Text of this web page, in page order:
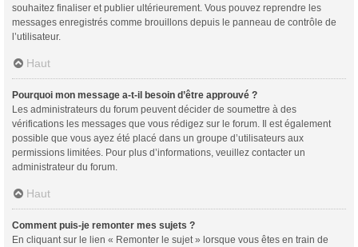
souhaitez finaliser et publier ultérieurement. Vous pouvez reprendre les
messages enregistrés comme brouillons depuis le panneau de contrôle de
l’utilisateur.
Haut
Pourquoi mon message a-t-il besoin d’être approuvé ?
Les administrateurs du forum peuvent décider de soumettre à des
vérifications les messages que vous rédigez sur le forum. Il est également
possible que vous ayez été placé dans un groupe d’utilisateurs aux
permissions limitées. Pour plus d’informations, veuillez contacter un
administrateur du forum.
Haut
Comment puis-je remonter mes sujets ?
En cliquant sur le lien « Remonter le sujet » lorsque vous êtes en train de